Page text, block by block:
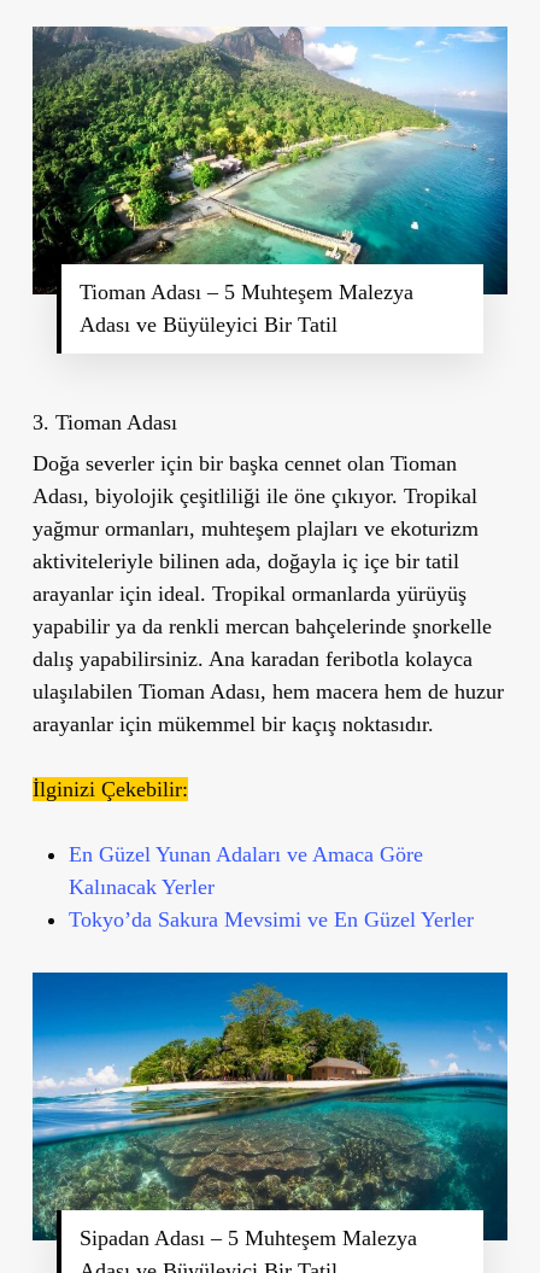
Tioman Adası – 5 Muhteşem Malezya
Adası ve Büyüleyici Bir Tatil
3. Tioman Adası
Doğa severler için bir başka cennet olan Tioman
Adası, biyolojik çeşitliliği ile öne çıkıyor. Tropikal
yağmur ormanları, muhteşem plajları ve ekoturizm
aktiviteleriyle bilinen ada, doğayla iç içe bir tatil
arayanlar için ideal. Tropikal ormanlarda yürüyüş
yapabilir ya da renkli mercan bahçelerinde şnorkelle
dalış yapabilirsiniz. Ana karadan feribotla kolayca
ulaşılabilen Tioman Adası, hem macera hem de huzur
arayanlar için mükemmel bir kaçış noktasıdır.
İlginizi Çekebilir:
En Güzel Yunan Adaları ve Amaca Göre
Kalınacak Yerler
Tokyo’da Sakura Mevsimi ve En Güzel Yerler
Sipadan Adası – 5 Muhteşem Malezya